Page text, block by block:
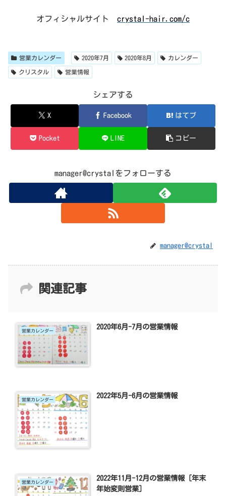
オフィシャルサイト crystal-hair.com/c
営業カレンダー 2020年7月 2020年8月 カレンダー
クリスタル 営業情報
シェアする
X Facebook はてブ
Pocket LINE コピー
manager@crystalをフォローする
manager@crystal
関連記事
営業カレンダー
2020年6月-7月の営業情報
営業カレンダー
2022年5月-6月の営業情報
営業カレンダー
2022年11月-12月の営業情報 [年末
年始変則営業]